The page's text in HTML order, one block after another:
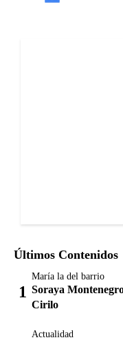
Últimos Contenidos
María la del barrio
Soraya
Cirilo
Actualidad